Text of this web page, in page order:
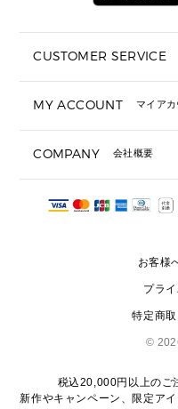
▶
定期ケース・
CUSTOMER SERVICE
ギフト用にラッピングが
ショッピングバッグを購
注文後に完了メールが受
サイズ交換はできますか
MY ACCOUNT マイアカ
COMPANY 会社概要
会社概要
お客様
プラ
特定商
©
税込20,000円以上のご
新作やキャンペーン、限定ア